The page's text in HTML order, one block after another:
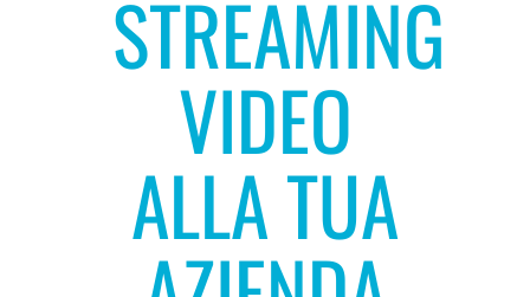
STREAMING
VIDEO
ALLA TUA